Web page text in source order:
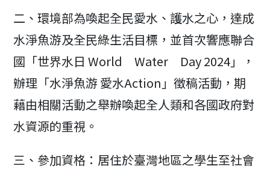
二、環境部為喚起全民愛水、護水之心，達成
水淨魚游及全民綠生活目標，並首次響應聯合
國「世界水日 World Water Day 2024」，
辦理「水淨魚游 愛水Action」徵稿活動，期
藉由相關活動之舉辦喚起全人類和各國政府對
水資源的重視。
三、參加資格：居住於臺灣地區之學生至社會